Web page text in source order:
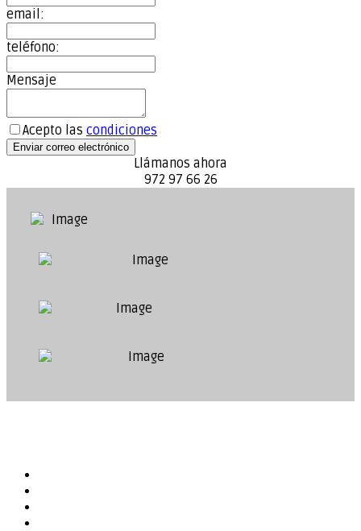
email:
teléfono:
Mensaje
Acepto las condiciones
Enviar correo electrónico
Llámanos ahora
972 97 66 26